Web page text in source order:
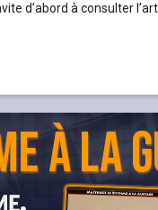
d’abord à consulter